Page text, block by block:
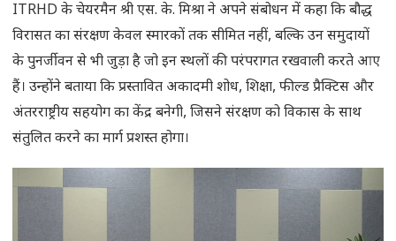
ITRHD के चेयरमैन श्री एस. के. मिश्रा ने अपने संबोधन में कहा कि बौद्ध
विरासत का संरक्षण केवल स्मारकों तक सीमित नहीं, बल्कि उन समुदायों
के पुनर्जीवन से भी जुड़ा है जो इन स्थलों की परंपरागत रखवाली करते आए
हैं। उन्होंने बताया कि प्रस्तावित अकादमी शोध, शिक्षा, फील्ड प्रैक्टिस और
अंतरराष्ट्रीय सहयोग का केंद्र बनेगी, जिसने संरक्षण को विकास के साथ
संतुलित करने का मार्ग प्रशस्त होगा।